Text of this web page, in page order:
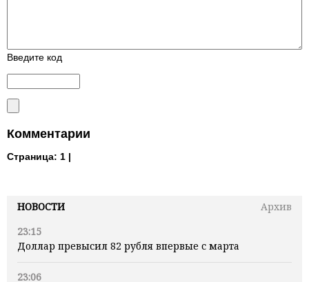
НОВОСТИ
Архив
23:15
Доллар превысил 82 рубля впервые с марта
23:06
Введите код
Комментарии
Страница: 1 |